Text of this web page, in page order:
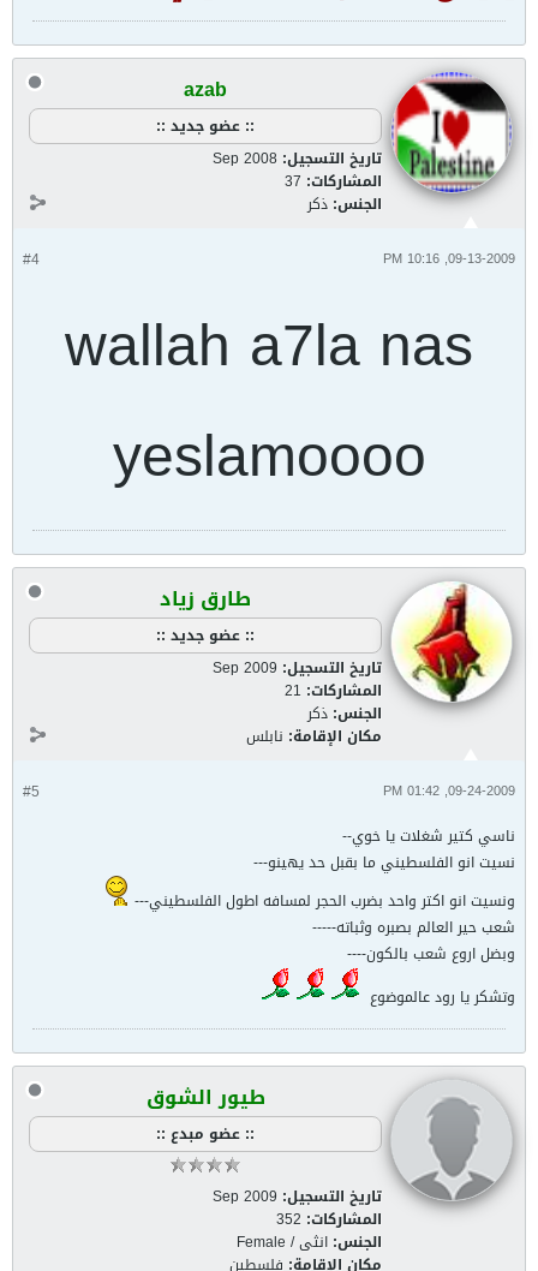
azab
:: عضو جديد ::
تاريخ التسجيل: Sep 2008
المشاركات: 37
الجنس: ذكر
#4 09-13-2009, 10:16 PM
wallah a7la nas
yeslamoooo
طارق زياد
:: عضو جديد ::
تاريخ التسجيل: Sep 2009
المشاركات: 21
الجنس: ذكر
مكان الإقامة: نابلس
#5 09-24-2009, 01:42 PM
ناسي كتير شغلات يا خوي--
نسيت انو الفلسطيني ما بقبل حد يهينو---
ونسيت انو اكتر واحد بضرب الحجر لمسافه اطول الفلسطيني---
شعب حير العالم بصبره وثباته-----
وبضل اروع شعب بالكون----
وتشكر يا رود عالموضوع
طيور الشوق
:: عضو مبدع ::
تاريخ التسجيل: Sep 2009
المشاركات: 352
الجنس: انثى / Female
مكان الإقامة: فلسطين